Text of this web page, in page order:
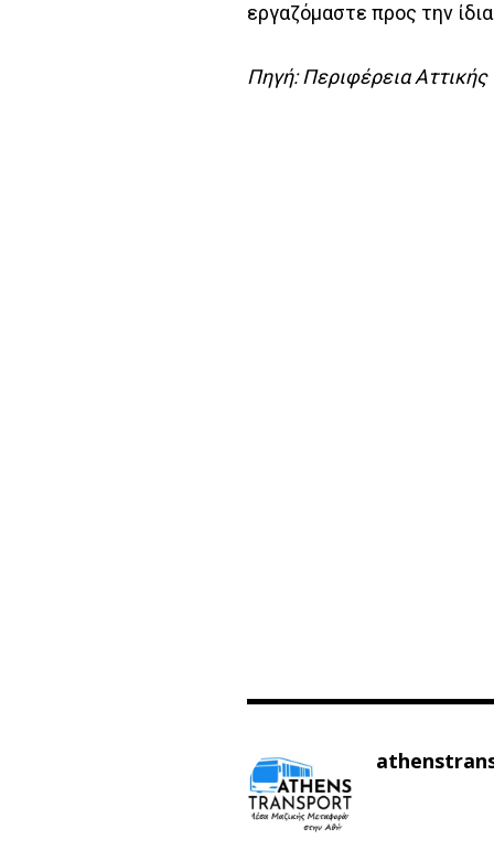
εργαζόμαστε προς την
Πηγή: Περιφέρεια Αττικής